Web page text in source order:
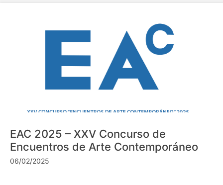
EAC 2025 – XXV Concurso de
Encuentros de Arte Contemporáneo
06/02/2025